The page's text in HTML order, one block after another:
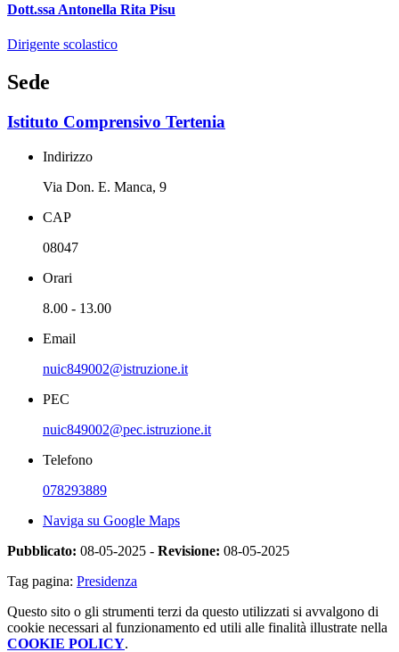
Dott.ssa Antonella Rita Pisu
Dirigente scolastico
Sede
Istituto Comprensivo Tertenia
Indirizzo
Via Don. E. Manca, 9
CAP
08047
Orari
8.00 - 13.00
Email
nuic849002@istruzione.it
PEC
nuic849002@pec.istruzione.it
Telefono
078293889
Naviga su Google Maps
Pubblicato: 08-05-2025 - Revisione: 08-05-2025
Tag pagina: Presidenza
Questo sito o gli strumenti terzi da questo utilizzati si avvalgono di
cookie necessari al funzionamento ed utili alle finalità illustrate nella
COOKIE POLICY.